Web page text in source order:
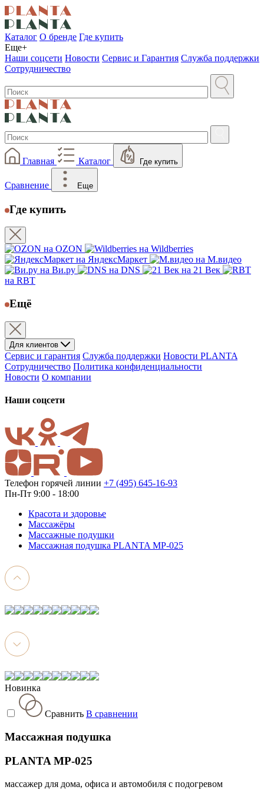
Каталог О бренде Где купить
Еще+
Наши соцсети Новости Сервис и Гарантия Служба поддержки
Сотрудничество
Главная Каталог Где купить
Сравнение Еще
Где купить
на OZON
на Wildberries
на ЯндексМаркет
на М.видео
на Ви.ру
на DNS
на 21 Век
на RBT
Ещё
Для клиентов
Сервис и гарантия Служба поддержки Новости PLANTA
Сотрудничество Политика конфиденциальности
Новости О компании
Наши соцсети
Телефон горячей линии +7 (495) 645-16-93
Пн-Пт 9:00 - 18:00
Красота и здоровье
Массажёры
Массажные подушки
Массажная подушка PLANTA MP-025
Новинка
Сравнить В сравнении
Массажная подушка
PLANTA MP-025
массажер для дома, офиса и автомобиля с подогревом